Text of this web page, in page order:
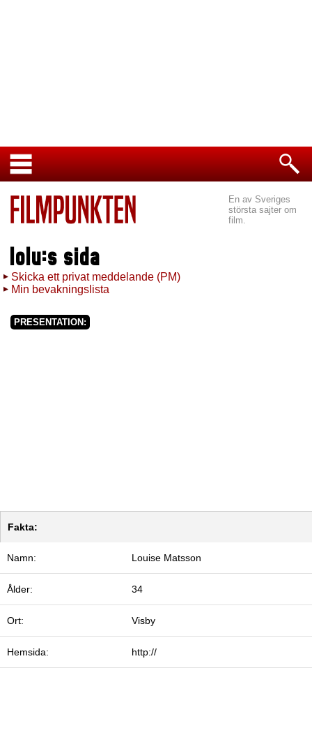
En av Sveriges
största sajter om
film.
lolu:s sida
Skicka ett privat meddelande (PM)
Min bevakningslista
PRESENTATION:
Fakta:
Namn: Louise Matsson
Ålder: 34
Ort: Visby
Hemsida: http://